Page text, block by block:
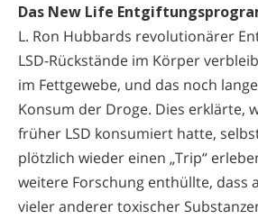
Das New Life
L. Ron Hubbards revolutionärer
LSD-Rückstände im Körper
im Fettgewebe, und das noch
Konsum der Droge. Dies erklärte,
früher LSD konsumiert hatte,
plötzlich wieder einen „Trip“
weitere Forschung enthüllte, dass
vieler anderer toxischer